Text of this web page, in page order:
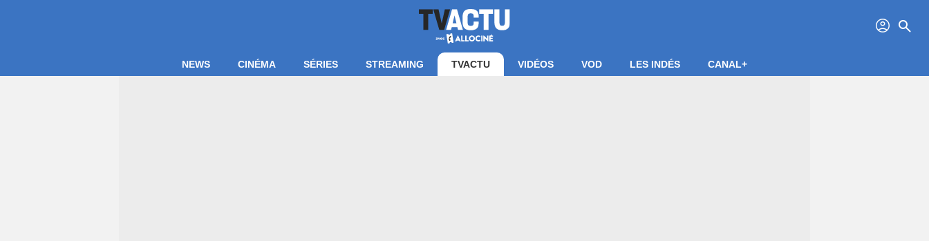
profil search
NEWS CINÉMA SÉRIES STREAMING TVACTU VIDÉOS VOD LES INDÉS CANAL+